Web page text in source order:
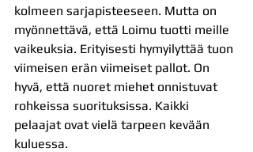
kolmeen sarjapisteeseen. Mutta on
myönnettävä, että Loimu tuotti meille
vaikeuksia. Erityisesti hymyilyttää tuon
viimeisen erän viimeiset pallot. On
hyvä, että nuoret miehet onnistuvat
rohkeissa suorituksissa. Kaikki
pelaajat ovat vielä tarpeen kevään
kuluessa.